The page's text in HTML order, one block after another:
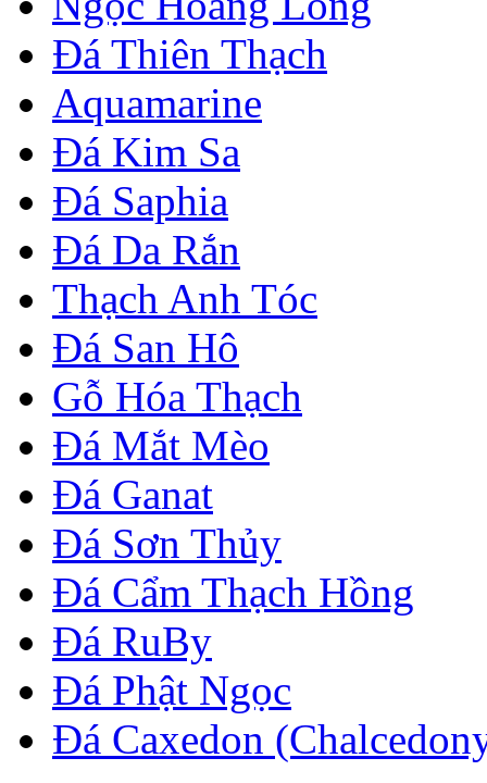
Đá Thiên Thạch
Aquamarine
Đá Kim Sa
Đá Saphia
Đá Da Rắn
Thạch Anh Tóc
Đá San Hô
Gỗ Hóa Thạch
Đá Mắt Mèo
Đá Ganat
Đá Sơn Thủy
Đá Cẩm Thạch Hồng
Đá RuBy
Đá Phật Ngọc
Đá Caxedon